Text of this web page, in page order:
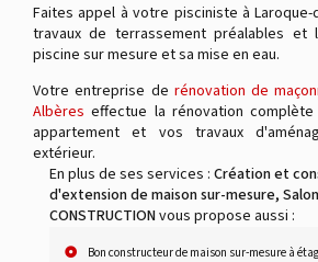
Faites appel à votre pisciniste à
travaux de terrassement préalables
piscine sur mesure et sa mise en eau.
Votre entreprise de rénovation de
Albères effectue la rénovation
appartement et vos travaux
extérieur.
En plus de ses services : Création et
d'extension de maison sur-mesure,
CONSTRUCTIONvous propose aussi :
Bon constructeur de maison sur-mesure à